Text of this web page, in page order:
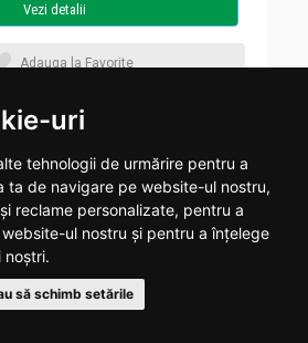
uri
tehnologii de urmărire pentru a
ta de navigare pe website-ul nostru,
reclame personalizate, pentru a
ul nostru și pentru a înțelege
noștri.
să schimb setările
Vezi detalii
Adauga la Favorite